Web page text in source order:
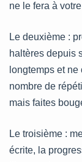
ne le fera à
Le deuxième :
haltères depuis
longtemps et
nombre de
mais faites
Le troisième :
écrite, la